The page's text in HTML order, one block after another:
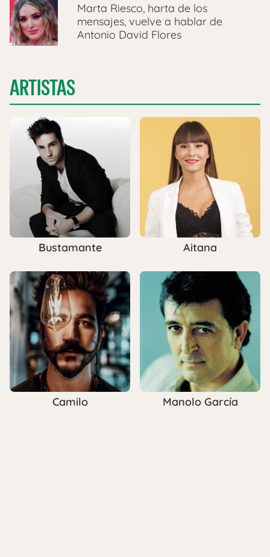
Marta Riesco, harta de los
mensajes, vuelve a hablar de
Antonio David Flores
ARTISTAS
Bustamante Aitana
Camilo Manolo García